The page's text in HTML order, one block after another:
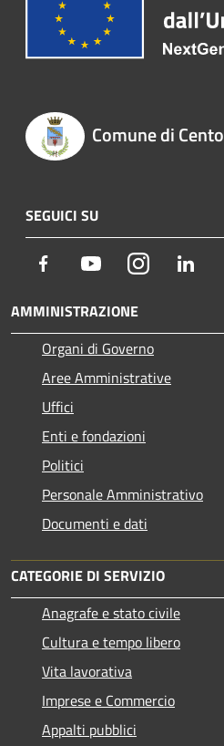
Comune di Cento
SEGUICI SU
Facebook YoutubeInstagram
AMMINISTRAZIONE
Organi di Governo
Aree Amministrative
Uffici
Enti e fondazioni
Politici
Personale Amministrativo
Documenti e dati
CATEGORIE DI SERVIZIO
Anagrafe e stato civile
Cultura e tempo libero
Vita lavorativa
Imprese e Commercio
Appalti pubblici